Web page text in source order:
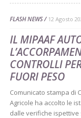
FLASH NEWS 12 Agosto
IL MIPAAF
CONTROLLI
FUORI PESO
Comunicato stampa di
Agricole ha accolto le
dalle verifiche ispettive